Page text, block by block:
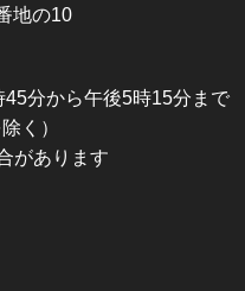
地の10
分から午後5時15分まで
く）
があります